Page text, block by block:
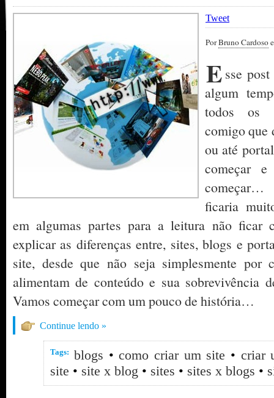
Tweet
PorBruno Cardoso
E sse
algum
todos os
comigo que
ou até
começar
começar…
ficaria
em algumas partes para a leitura não ficar
explicar as diferenças entre, sites, blogs e
site, desde que não seja simplesmente por
alimentam de conteúdo e sua sobrevivência
Vamos começar com um pouco de história…
Continue lendo »
Tags: blogs •como criar um site • criar
site • site x blog • sites • sites x blogs •